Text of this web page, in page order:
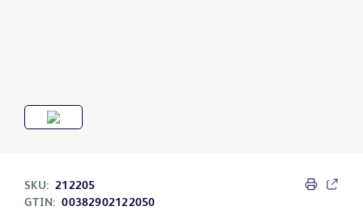
SKU: 212205
GTIN: 00382902122050